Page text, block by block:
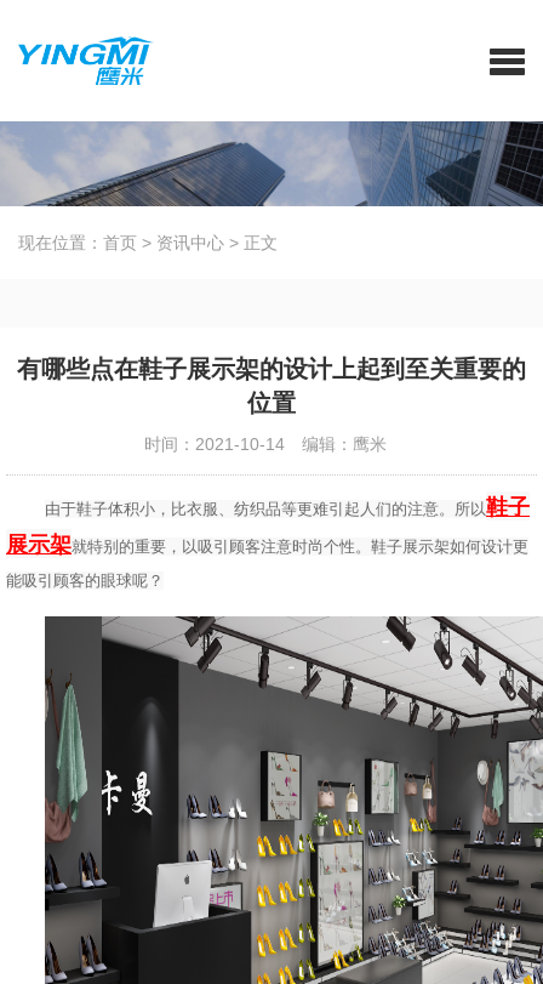
现在位置： 首页 > 资讯中心 > 正文
有哪些点在鞋子展示架的设计上起到至关重要的
位置
时间：2021-10-14 编辑：鹰米
由于鞋子体积小，比衣服、纺织品等更难引起人们的注意。所以鞋子
展示架就特别的重要，以吸引顾客注意时尚个性。鞋子展示架如何设计更
能吸引顾客的眼球呢？